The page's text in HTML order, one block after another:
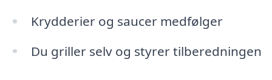
Krydderier og saucer medfølger
Du griller selv og styrer tilberedningen